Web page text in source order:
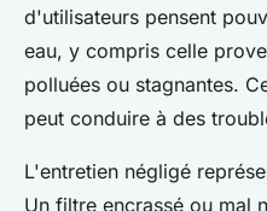
d'utilisateurs pensent
eau, y compris celle
polluées ou stagnantes.
peut conduire à des
L'entretien négligé
Un filtre encrassé ou mal